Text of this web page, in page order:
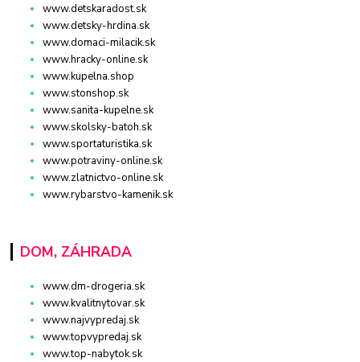
www.detskaradost.sk
www.detsky-hrdina.sk
www.domaci-milacik.sk
www.hracky-online.sk
www.kupelna.shop
www.stonshop.sk
www.sanita-kupelne.sk
www.skolsky-batoh.sk
www.sportaturistika.sk
www.potraviny-online.sk
www.zlatnictvo-online.sk
www.rybarstvo-kamenik.sk
DOM, ZÁHRADA
www.dm-drogeria.sk
www.kvalitnytovar.sk
www.najvypredaj.sk
www.topvypredaj.sk
www.top-nabytok.sk